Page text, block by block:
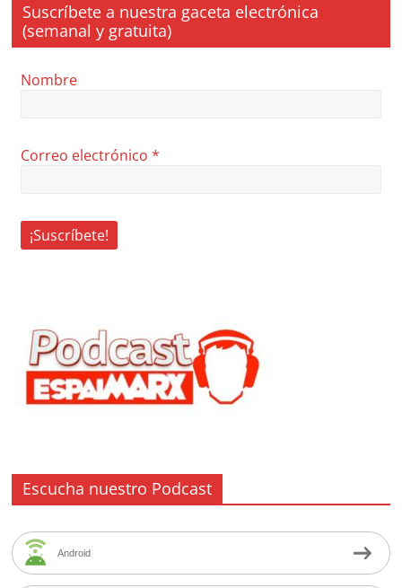
Suscríbete a nuestra gaceta electrónica
(semanal y gratuita)
Nombre
Correo electrónico*
Escucha nuestro Podcast
Android